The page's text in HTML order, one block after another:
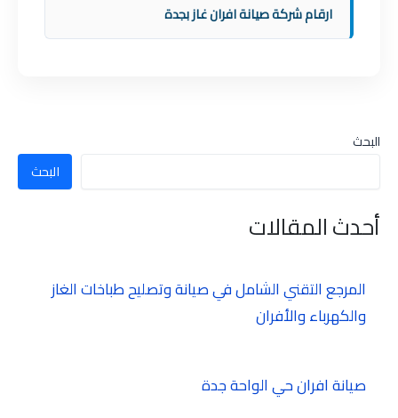
ارقام شركة صيانة افران غاز بجدة
البحث
البحث
أحدث المقالات
المرجع التقني الشامل في صيانة وتصليح طباخات الغاز
والكهرباء والأفران
صيانة افران حي الواحة جدة